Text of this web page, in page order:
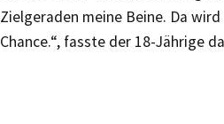
Zielgeraden meine Beine. Da
Chance.“, fasste der 18-Jährige